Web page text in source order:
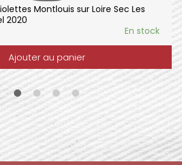
Montlouis sur Loire Sec Les
2020
En stock
Ajouter au panier